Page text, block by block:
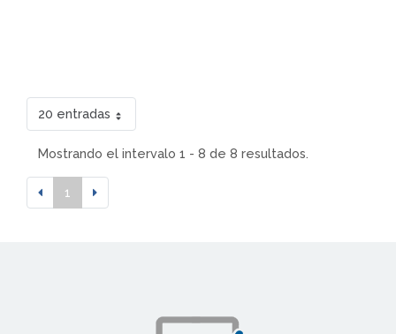
20 entradas
Mostrando el intervalo 1 - 8 de 8 resultados.
1